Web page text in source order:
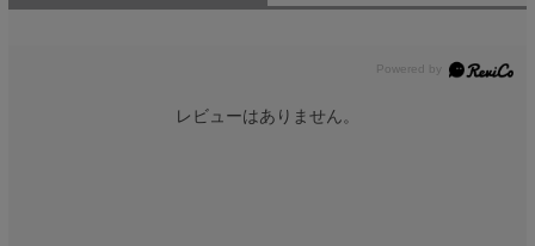
レビューはありません。